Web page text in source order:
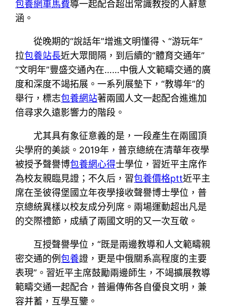
包養網車馬費導一起配合超出常識教授的人辭意
涵。
從晚期的“說話年”增進文明懂得、“游玩年”
拉包養站長近大眾間隔，到后續的“體育交通年”
“文明年”豐盛交通內在……中俄人文範疇交通的廣
度和深度不竭拓展。一系列展墊下，“教導年”的
舉行，標志包養網站著兩國人文一起配合進進加
倍尋求久遠影響力的階段。
尤其具有象征意義的是，一段產生在兩國頂
尖學府的美談。2019年，普京總統在清華年夜學
被授予聲譽博包養網心得士學位，習近平主席作
為校友親臨見證；不久后，習包養價格ptt近平主
席在圣彼得堡國立年夜學接收聲譽博士學位，普
京總統異樣以校友成分列席。兩場運動超出凡是
的交際禮節，成績了兩國文明的又一次互敬。
互授聲譽學位，“既是兩邊教導和人文範疇親
密交通的例包養證，更是中俄關系高程度的主要
表現”。習近平主席鼓勵兩邊師生，不竭擴展教導
範疇交通一起配合，普遍傳佈各自優良文明，兼
容并蓄，互學互鑒。